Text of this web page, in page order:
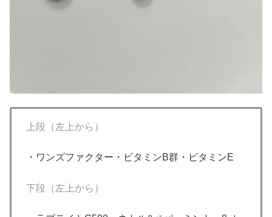
上段（左上から）
・ワンズファクター・ビタミンB群・ビタミンE
下段（左上から）